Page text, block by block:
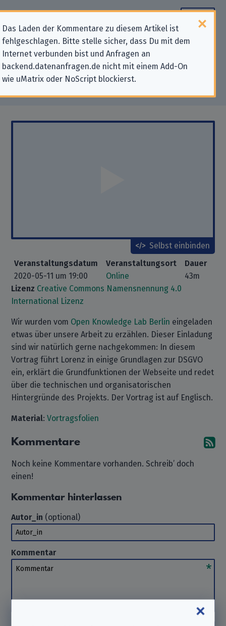
Das Laden der Kommentare zu diesem Artikel ist
fehlgeschlagen. Bitte stelle sicher, dass Du mit dem
Internet verbunden bist und Anfragen an
backend.datenanfragen.de nicht mit einem Add-On
wie uMatrix oder NoScript blockierst.
Online-Vortrag beim Open
Knowledge Lab Berlin (Auf
Englisch)
Selbst einbinden
Veranstaltungsdatum
2020-05-11 um 19:00
Veranstaltungsort
Online
Dauer
43m
Lizenz Creative Commons Namensnennung 4.0
International Lizenz
Wir wurden vom Open Knowledge Lab Berlin eingeladen
etwas über unsere Arbeit zu erzählen. Dieser Einladung
sind wir natürlich gerne nachgekommen: In diesem
Vortrag führt Lorenz in einige Grundlagen zur DSGVO
ein, erklärt die Grundfunktionen der Webseite und redet
über die technischen und organisatorischen
Hintergründe des Projekts. Der Vortrag ist auf Englisch.
Material:Vortragsfolien
Kommentare
Noch keine Kommentare vorhanden. Schreib’ doch
einen!
Kommentar hinterlassen
Autor_in (optional)
Autor_in
Kommentar
Kommentar